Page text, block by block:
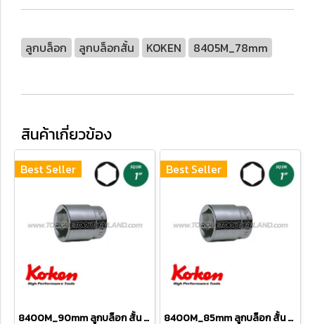
ลูกบล็อก ลูกบล็อกสั้น KOKEN 8405M_78mm
สินค้าเกี่ยวข้อง
Best Seller
8400M_90mm ลูกบล็อก สั้น 6P (SQ.DR 1") Hand Sockets
Best Seller
8400M_85mm ลูกบล็อก สั้น 6P (SQ.DR 1") Hand Sockets